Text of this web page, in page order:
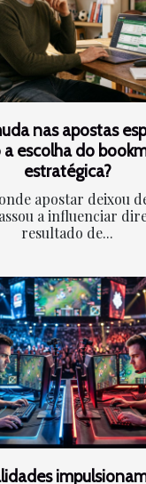
nas apostas
escolha do
estratégica?
apostar deixou
a influenciar
resultado de...